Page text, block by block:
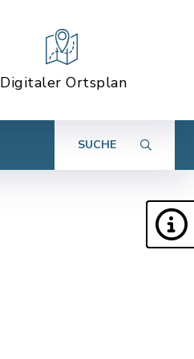
Digitaler Ortsplan
SUCHE